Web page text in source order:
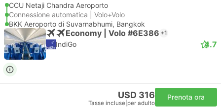
CCU Netaji Chandra Aeroporto
Connessione automatica | Volo+Volo
BKK Aeroporto di Suvarnabhumi, Bangkok
Economy | Volo #6E386 +1
IndiGo 4.7
USD 316
Tasse incluse per adulto
Prenota ora